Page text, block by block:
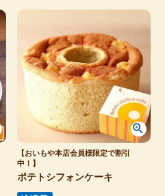
【おいもや本店会員様限定で割引
中！】
ポテトシフォンケーキ